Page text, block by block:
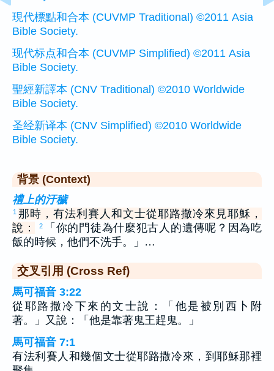
現代標點和合本 (CUVMP Traditional) ©2011 Asia
Bible Society.
现代标点和合本 (CUVMP Simplified) ©2011 Asia
Bible Society.
聖經新譯本 (CNV Traditional) ©2010 Worldwide
Bible Society.
圣经新译本 (CNV Simplified) ©2010 Worldwide
Bible Society.
背景 (Context)
禮上的汙穢
1 那時，有法利賽人和文士從耶路撒冷來見耶穌，
說：
2
「你的門徒為什麼犯古人的遺傳呢？因為吃
飯的時候，他們不洗手。」…
交叉引用 (Cross Ref)
馬可福音 3:22
從耶路撒冷下來的文士說：「他是被別西卜附
著。」又說：「他是靠著鬼王趕鬼。」
馬可福音 7:1
有法利賽人和幾個文士從耶路撒冷來，到耶穌那裡